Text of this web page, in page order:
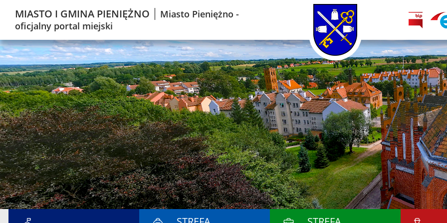
MIASTO I GMINA PIENIĘŻNO
Miasto Pieniężno -
oficjalny portal miejski